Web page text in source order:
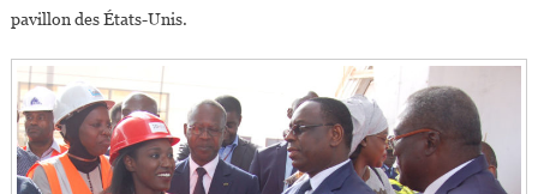
pavillon des États-Unis.